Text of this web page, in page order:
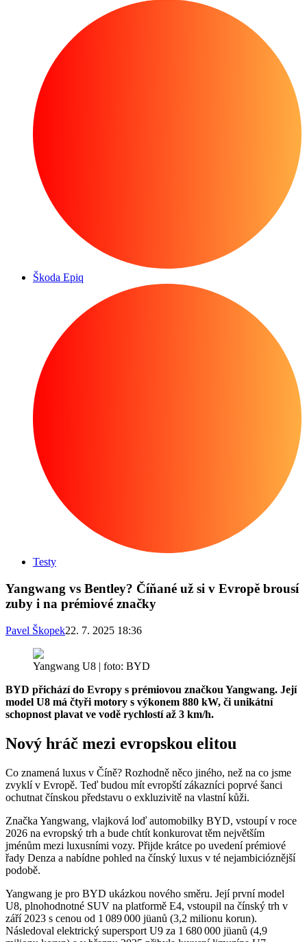
Škoda Epiq
Testy
Yangwang vs Bentley? Číňané už si v Evropě brousí
zuby i na prémiové značky
Pavel Škopek22. 7. 2025 18:36
Yangwang U8 | foto: BYD
BYD přichází do Evropy s prémiovou značkou Yangwang. Její
model U8 má čtyři motory s výkonem 880 kW, či unikátní
schopnost plavat ve vodě rychlostí až 3 km/h.
Nový hráč mezi evropskou elitou
Co znamená luxus v Číně? Rozhodně něco jiného, než na co jsme
zvyklí v Evropě. Teď budou mít evropští zákazníci poprvé šanci
ochutnat čínskou představu o exkluzivitě na vlastní kůži.
Značka Yangwang, vlajková loď automobilky BYD, vstoupí v roce
2026 na evropský trh a bude chtít konkurovat těm největším
jménům mezi luxusními vozy. Přijde krátce po uvedení prémiové
řady Denza a nabídne pohled na čínský luxus v té nejambicióznější
podobě.
Yangwang je pro BYD ukázkou nového směru. Její první model
U8, plnohodnotné SUV na platformě E4, vstoupil na čínský trh v
září 2023 s cenou od 1 089 000 jüanů (3,2 milionu korun).
Následoval elektrický supersport U9 za 1 680 000 jüanů (4,9